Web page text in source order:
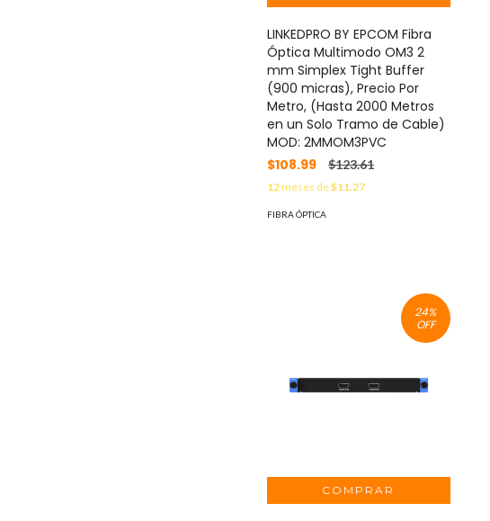
LINKEDPRO BY EPCOM Fibra
Óptica Multimodo OM3 2
mm Simplex Tight Buffer
(900 micras), Precio Por
Metro, (Hasta 2000 Metros
en un Solo Tramo de Cable)
MOD: 2MMOM3PVC
$108.99
$123.61
12meses de$11.27
FIBRA ÓPTICA
24%
OFF